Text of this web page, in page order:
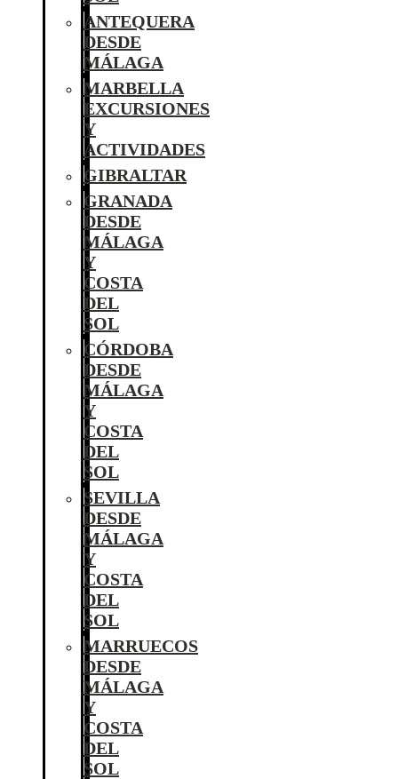
ANTEQUERA
DESDE
MÁLAGA
MARBELLA
EXCURSIONES
Y
ACTIVIDADES
GIBRALTAR
GRANADA
DESDE
MÁLAGA
Y
COSTA
DEL
SOL
CÓRDOBA
DESDE
MÁLAGA
Y
COSTA
DEL
SOL
SEVILLA
DESDE
MÁLAGA
Y
COSTA
DEL
SOL
MARRUECOS
DESDE
MÁLAGA
Y
COSTA
DEL
SOL